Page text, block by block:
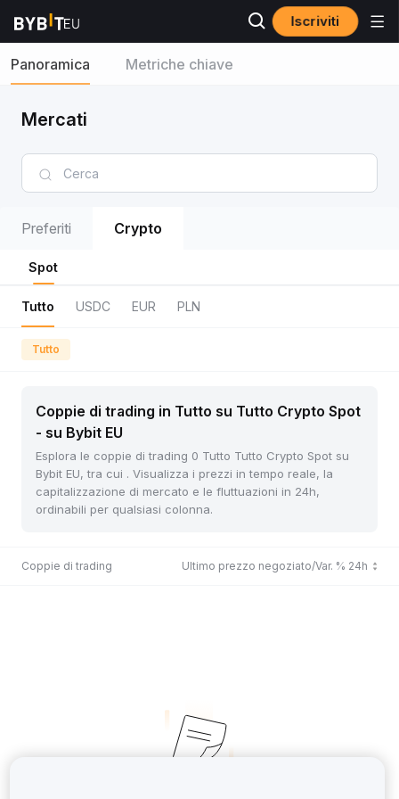
Iscriviti
Panoramica Metriche chiave
Mercati
Preferiti Crypto
Spot
Tutto USDC EUR PLN
Tutto
Coppie di trading in Tutto su Tutto Crypto Spot
- su Bybit EU
Esplora le coppie di trading 0 Tutto Tutto Crypto Spot su
Bybit EU, tra cui . Visualizza i prezzi in tempo reale, la
capitalizzazione di mercato e le fluttuazioni in 24h,
ordinabili per qualsiasi colonna.
Coppie di trading Ultimo prezzo negoziato/Var. % 24h